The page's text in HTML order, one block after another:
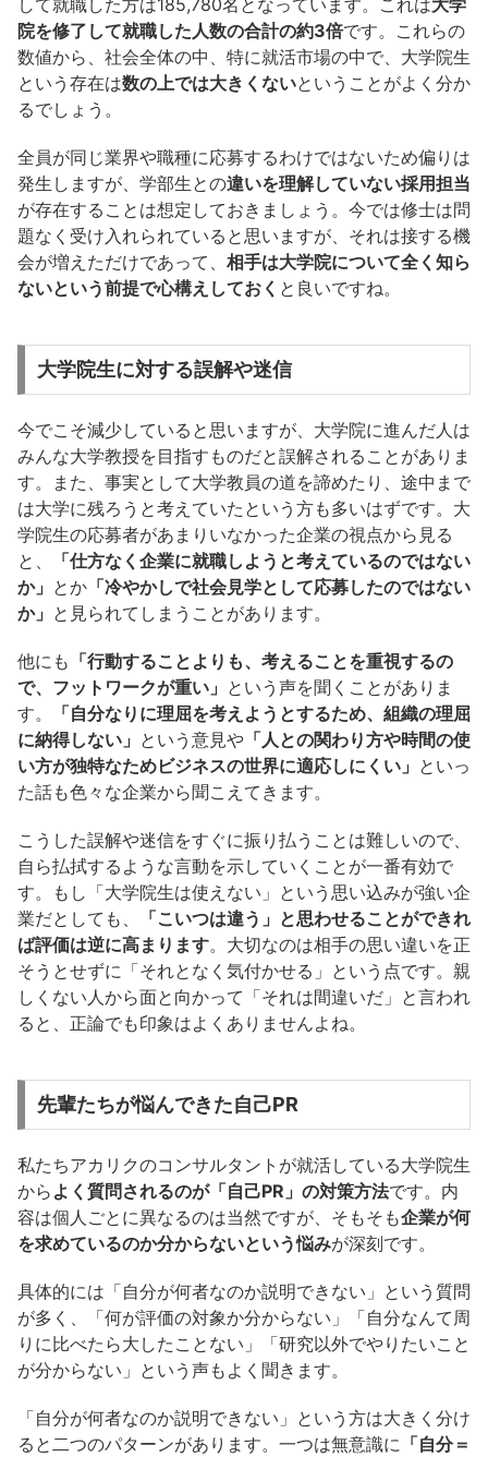
して就職した方は185,780名となっています。これは大学
院を修了して就職した人数の合計の約3倍です。これらの
数値から、社会全体の中、特に就活市場の中で、大学院生
という存在は数の上では大きくないということがよく分か
るでしょう。
全員が同じ業界や職種に応募するわけではないため偏りは
発生しますが、学部生との違いを理解していない採用担当
が存在することは想定しておきましょう。今では修士は問
題なく受け入れられていると思いますが、それは接する機
会が増えただけであって、 相手は大学院について全く知ら
ないという前提で心構えしておく と良いですね。
大学院生に対する誤解や迷信
今でこそ減少していると思いますが、大学院に進んだ人は
みんな大学教授を目指すものだと誤解されることがありま
す。また、事実として大学教員の道を諦めたり、途中まで
は大学に残ろうと考えていたという方も多いはずです。大
学院生の応募者があまりいなかった企業の視点から見る
と、
「仕方なく企業に就職しようと考えているのではない
か」 とか 「冷やかしで社会見学として応募したのではない
か」 と見られてしまうことがあります。
他にも 「行動することよりも、考えることを重視するの
で、フットワークが重い」 という声を聞くことがありま
す。
「自分なりに理屈を考えようとするため、組織の理屈
に納得しない」 という意見や 「人との関わり方や時間の使
い方が独特なためビジネスの世界に適応しにくい」 といっ
た話も色々な企業から聞こえてきます。
こうした誤解や迷信をすぐに振り払うことは難しいので、
自ら払拭するような言動を示していくことが一番有効で
す。もし「大学院生は使えない」という思い込みが強い企
業だとしても、
「こいつは違う」と思わせることができれ
ば評価は逆に高まります。大切なのは相手の思い違いを正
そうとせずに「それとなく気付かせる」という点です。親
しくない人から面と向かって「それは間違いだ」と言われ
ると、正論でも印象はよくありませんよね。
先輩たちが悩んできた自己PR
私たちアカリクのコンサルタントが就活している大学院生
から よく質問されるのが「自己PR」の対策方法です。内
容は個人ごとに異なるのは当然ですが、そもそも企業が何
を求めているのか分からないという悩みが深刻です。
具体的には「自分が何者なのか説明できない」という質問
が多く、「何が評価の対象か分からない」「自分なんて周
りに比べたら大したことない」「研究以外でやりたいこと
が分からない」という声もよく聞きます。
「自分が何者なのか説明できない」という方は大きく分け
ると二つのパターンがあります。一つは無意識に 「自分＝